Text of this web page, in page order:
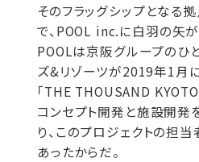
そのフラッグシップとなる
で、POOL inc.に白羽の矢が
POOLは京阪グループのひ
ズ&リゾーツが2019年1月
「THE THOUSAND KYOTO
コンセプト開発と施設開発
り、このプロジェクトの担
あったからだ。